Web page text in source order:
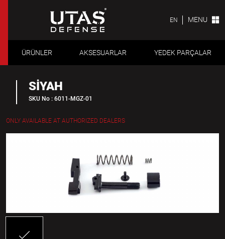
EN MENU
ÜRÜNLER AKSESUARLAR YEDEK PARÇALAR
SİYAH
SKU No : 6011-MGZ-01
ONLY AVAILABLE AT AUTHORIZED DEALERS